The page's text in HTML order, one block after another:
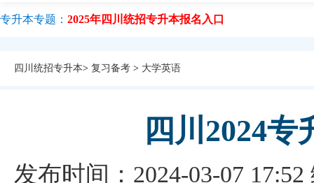
专升本专题： 2025年四川统招专升本报名入口
四川统招专升本> 复习备考 > 大学英语
四川2024
发布时间：2024-03-07 17:52